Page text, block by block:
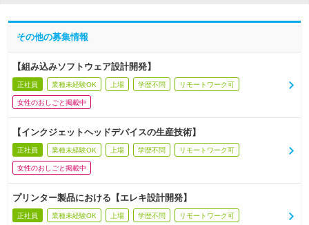
その他の募集情報
【組み込みソフトウェア設計開発】
正社員 業種未経験OK 上場 学歴不問 リモートワーク可
女性のおしごと掲載中
【インクジェットヘッドデバイスの生産技術】
正社員 業種未経験OK 上場 学歴不問 リモートワーク可
女性のおしごと掲載中
プリンター製品における【エレキ設計開発】
正社員 業種未経験OK 上場 学歴不問 リモートワーク可